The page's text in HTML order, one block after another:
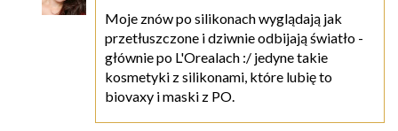
Moje znów po silikonach wyglądają jak
przetłuszczone i dziwnie odbijają światło -
głównie po L'Orealach :/ jedyne takie
kosmetyki z silikonami, które lubię to
biovaxy i maski z PO.